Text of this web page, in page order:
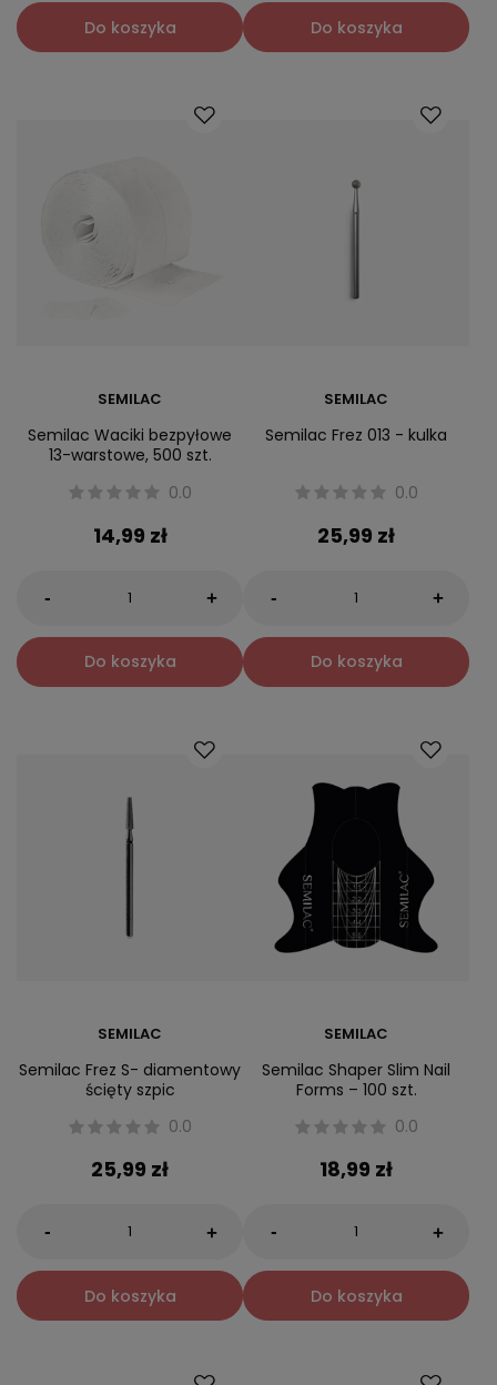
Do koszyka Do koszyka
SEMILAC
Semilac Waciki bezpyłowe
13-warstowe, 500 szt.
0.0
14,99 zł
- +
Do koszyka
SEMILAC
Semilac Frez 013 - kulka
0.0
25,99 zł
- +
Do koszyka
SEMILAC
Semilac Frez S- diamentowy
ścięty szpic
0.0
25,99 zł
- +
Do koszyka
SEMILAC
Semilac Shaper Slim Nail
Forms – 100 szt.
0.0
18,99 zł
- +
Do koszyka